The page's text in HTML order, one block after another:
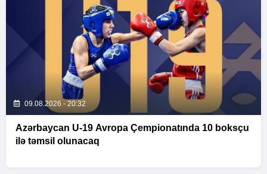
09.08.2026 - 20:32
Azərbaycan U-19 Avropa Çempionatında 10 boksçu
ilə təmsil olunacaq